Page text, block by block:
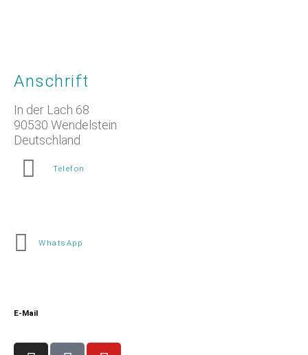
Anschrift
In der Lach 68
90530 Wendelstein
Deutschland
Telefon
WhatsApp
E-Mail